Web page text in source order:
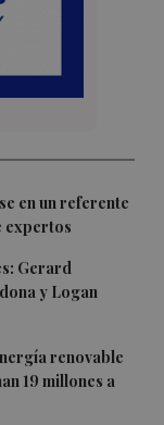
en un referente
expertos
Gerard
y Logan
renovable
19 millones a